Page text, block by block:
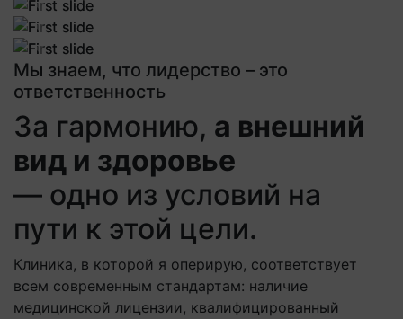
Previous
Previous
Previous
Мы знаем, что лидерство – это
ответственность
За гармонию, а внешний
вид и здоровье
— одно из условий на
пути к этой цели.
Клиника, в которой я оперирую, соответствует
всем современным стандартам: наличие
медицинской лицензии, квалифицированный